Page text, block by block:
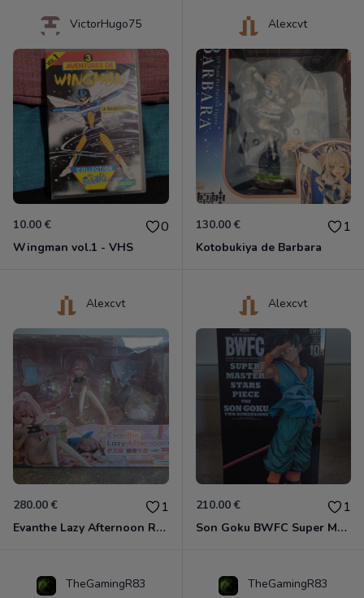
VictorHugo75
10.00 € 0
Wingman vol.1 - VHS
Alexcvt
130.00 € 1
Kotobukiya de Barbara
Alexcvt
280.00 € 1
Evanthe Lazy Afternoon Red Pride of Eden
Alexcvt
210.00 € 1
Son Goku BWFC Super Master Stars
TheGamingR83 TheGamingR83